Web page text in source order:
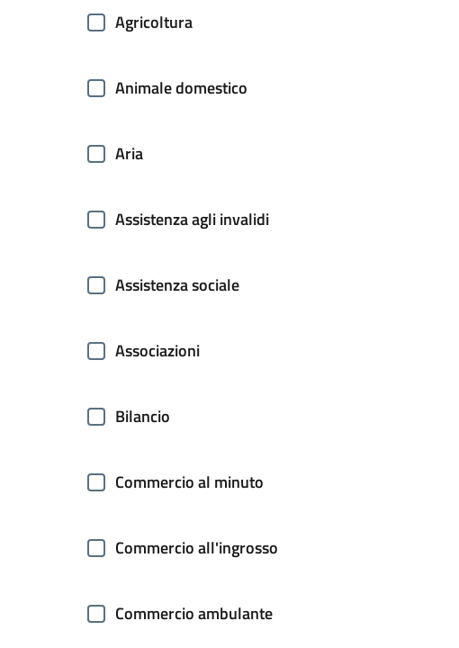
Agricoltura
Animale domestico
Aria
Assistenza agli invalidi
Assistenza sociale
Associazioni
Bilancio
Commercio al minuto
Commercio all'ingrosso
Commercio ambulante